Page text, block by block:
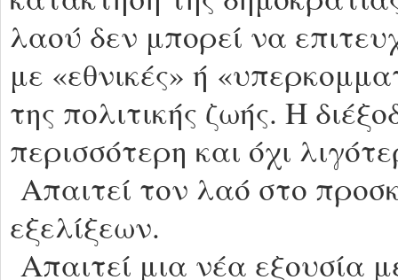
λαού δεν μπορεί να
με «εθνικές» ή
της πολιτικής ζωής. Η
περισσότερη και όχι
Απαιτεί τον λαό στο
εξελίξεων.
Απαιτεί μια νέα εξουσία